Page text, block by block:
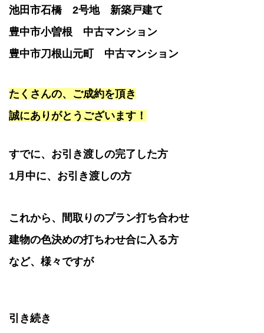
池田市石橋 2号地 新築戸建て
豊中市小曽根 中古マンション
豊中市刀根山元町 中古マンション
たくさんの、ご成約を頂き
誠にありがとうございます！
すでに、お引き渡しの完了した方
1月中に、お引き渡しの方
これから、間取りのプラン打ち合わせ
建物の色決めの打ちわせ合に入る方
など、様々ですが
引き続き